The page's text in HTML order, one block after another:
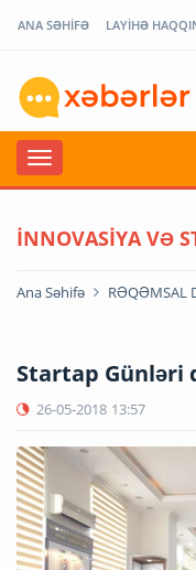
ANA SƏHİFƏ LAYİHƏ
İNNOVASİYA VƏ
Ana Səhifə RƏQƏMSAL
Startap Günləri
26-05-2018 13:57